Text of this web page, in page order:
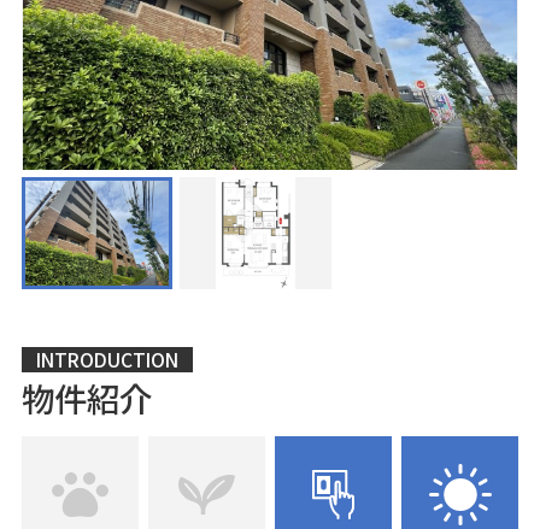
INTRODUCTION
物件紹介